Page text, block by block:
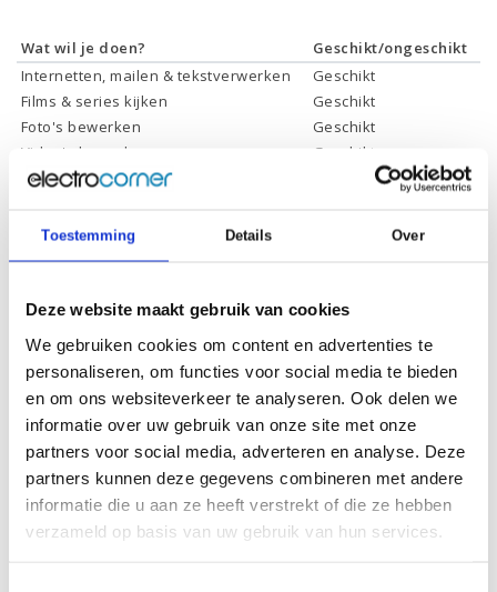
Toestemming Details Over
Deze website maakt gebruik van cookies
We gebruiken cookies om content en advertenties te
personaliseren, om functies voor social media te bieden
en om ons websiteverkeer te analyseren. Ook delen we
informatie over uw gebruik van onze site met onze
partners voor social media, adverteren en analyse. Deze
partners kunnen deze gegevens combineren met andere
informatie die u aan ze heeft verstrekt of die ze hebben
verzameld op basis van uw gebruik van hun services.
Wat wil je doen?
Geschikt/ongeschikt
Internetten, mailen & tekstverwerken
Geschikt
Films & series kijken
Geschikt
Foto's bewerken
Geschikt
Video's bewerken
Geschikt
Gamen
Geschikt *
controleer dit eerst en bepaal daarop uw keuze.
Specificaties
Schermdiagonaal:
15.6 inch (39,6 cm)
Scherm resolutie:
1920 x 1080 (Full HD)
Touchscreen:
-
Scherm reflectie:
Ontspiegeld
Scherm omklapbaar:
-